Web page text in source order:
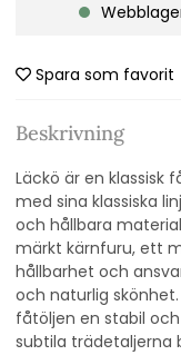
Spara som favorit
Beskrivning
Läckö är en klassisk
med sina klassiska
och hållbara
märkt kärnfuru, ett
hållbarhet och
och naturlig
fåtöljen en stabil
subtila trädetaljerna